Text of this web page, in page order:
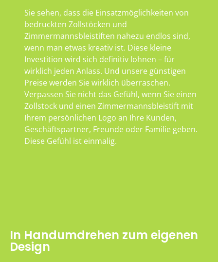
Sie sehen, dass die Einsatzmöglichkeiten von
bedruckten Zollstöcken und
Zimmermannsbleistiften nahezu endlos sind,
wenn man etwas kreativ ist. Diese kleine
Investition wird sich definitiv lohnen – für
wirklich jeden Anlass. Und unsere günstigen
Preise werden Sie wirklich überraschen.
Verpassen Sie nicht das Gefühl, wenn Sie einen
Zollstock und einen Zimmermannsbleistift mit
Ihrem persönlichen Logo an Ihre Kunden,
Geschäftspartner, Freunde oder Familie geben.
Diese Gefühl ist einmalig.
In Handumdrehen zum eigenen
Design